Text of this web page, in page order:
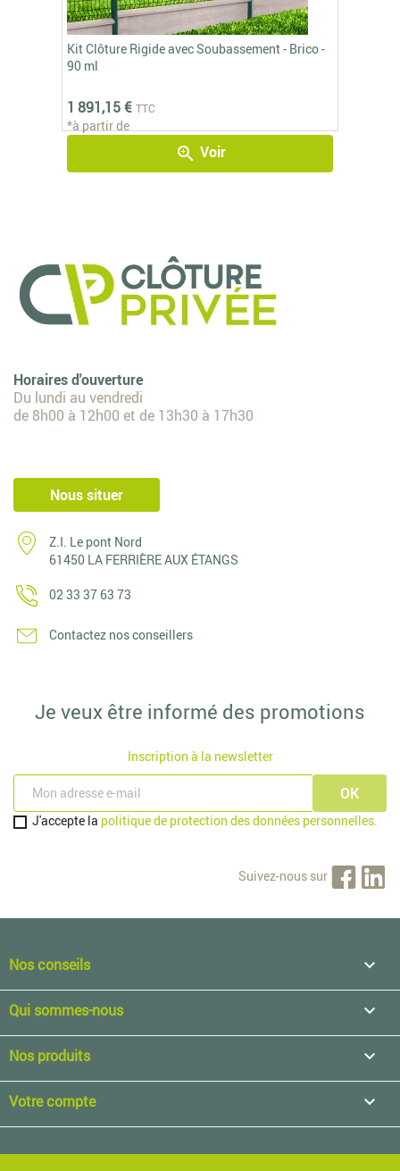
Kit Clôture Rigide avec Soubassement - Brico -
90 ml
1 891,15 € TTC
*à partir de
zoom_in Voir
Horaires d'ouverture
Du lundi au vendredi
de 8h00 à 12h00 et de 13h30 à 17h30
Nous situer
Z.I. Le pont Nord
61450 LA FERRIÈRE AUX ÉTANGS
02 33 37 63 73
Contactez nos conseillers
Je veux être informé des promotions
Inscription à la newsletter
J'accepte la politique de protection des données personnelles.
Suivez-nous sur
Nos conseils 
Qui sommes-nous 
Nos produits 
Votre compte 